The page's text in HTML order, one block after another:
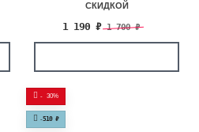
СКИДКОЙ
1 190 ₽ 1 700₽
- 30%
-510 ₽